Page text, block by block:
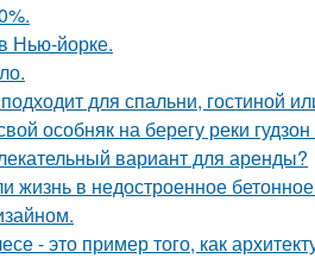
Нью-йорке.
для спальни, гостиной
особняк на берегу реки
вариант для аренды?
жизнь в недостроенное
- это пример того, как